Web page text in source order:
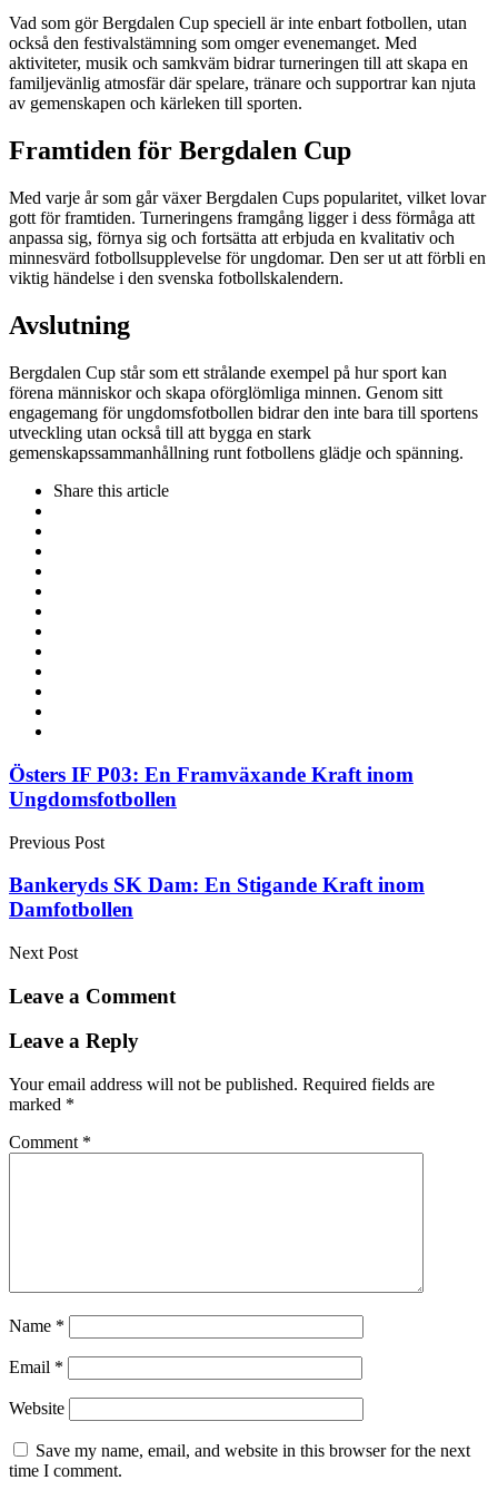
Vad som gör Bergdalen Cup speciell är inte enbart fotbollen, utan
också den festivalstämning som omger evenemanget. Med
aktiviteter, musik och samkväm bidrar turneringen till att skapa en
familjevänlig atmosfär där spelare, tränare och supportrar kan njuta
av gemenskapen och kärleken till sporten.
Framtiden för Bergdalen Cup
Med varje år som går växer Bergdalen Cups popularitet, vilket lovar
gott för framtiden. Turneringens framgång ligger i dess förmåga att
anpassa sig, förnya sig och fortsätta att erbjuda en kvalitativ och
minnesvärd fotbollsupplevelse för ungdomar. Den ser ut att förbli en
viktig händelse i den svenska fotbollskalendern.
Avslutning
Bergdalen Cup står som ett strålande exempel på hur sport kan
förena människor och skapa oförglömliga minnen. Genom sitt
engagemang för ungdomsfotbollen bidrar den inte bara till sportens
utveckling utan också till att bygga en stark
gemenskapssammanhållning runt fotbollens glädje och spänning.
Share this article
Post
navigation
Östers IF P03: En Framväxande Kraft inom
Ungdomsfotbollen
Previous Post
Bankeryds SK Dam: En Stigande Kraft inom
Damfotbollen
Next Post
Leave a Comment
Leave a Reply
Your email address will not be published. Required fields are
marked *
Comment *
Name *
Email *
Website
Save my name, email, and website in this browser for the next
time I comment.